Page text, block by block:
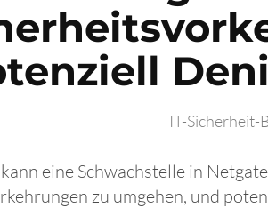
IT-Sicherheit-
eine Schwachstelle in
zu umgehen, und